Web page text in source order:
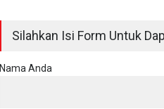
Silahkan Isi Form Untuk
Nama Anda